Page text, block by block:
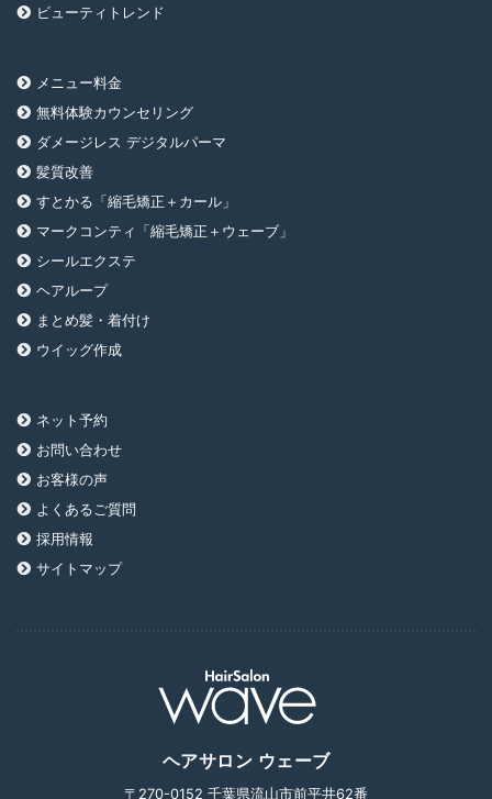
ビューティトレンド
メニュー料金
無料体験カウンセリング
ダメージレス デジタルパーマ
髪質改善
すとかる「縮毛矯正＋カール」
マークコンティ「縮毛矯正＋ウェーブ」
シールエクステ
ヘアループ
まとめ髪・着付け
ウイッグ作成
ネット予約
お問い合わせ
お客様の声
よくあるご質問
採用情報
サイトマップ
ヘアサロン ウェーブ
〒270-0152 千葉県流山市前平井62番